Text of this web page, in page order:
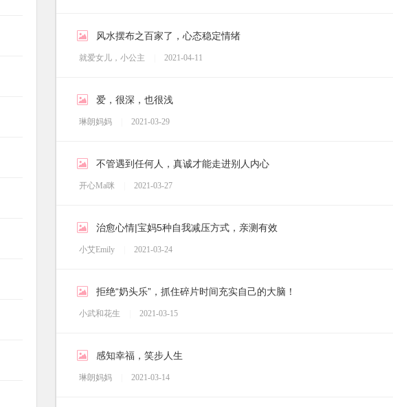
风水摆布之百家了，心态稳定情绪
就爱女儿，小公主 2021-04-11
爱，很深，也很浅
琳朗妈妈 2021-03-29
不管遇到任何人，真诚才能走进别人内心
开心Ma咪 2021-03-27
治愈心情|宝妈5种自我减压方式，亲测有效
小艾Emily 2021-03-24
拒绝“奶头乐”，抓住碎片时间充实自己的大脑！
小武和花生 2021-03-15
感知幸福，笑步人生
琳朗妈妈 2021-03-14